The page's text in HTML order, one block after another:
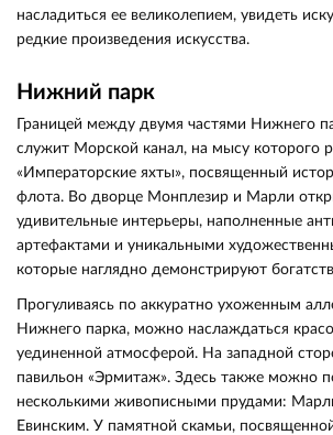
насладиться ее великолепием, увидеть
редкие произведения искусства.
Нижний парк
Границей между двумя частями Нижнего
служит Морской канал, на мысу которого
«Императорские яхты», посвященный
флота. Во дворце Монплезир и Марли
удивительные интерьеры, наполненные
артефактами и уникальными
которые наглядно демонстрируют
Прогуливаясь по аккуратно ухоженным
Нижнего парка, можно наслаждаться
уединенной атмосферой. На западной
павильон «Эрмитаж». Здесь также можно
несколькими живописными прудами:
Евинским. У памятной скамьи,